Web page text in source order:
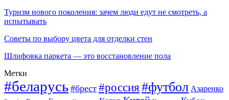
Туризм нового поколения: зачем люди едут не смотреть, а
испытывать
Советы по выбору цвета для отделки стен
Шлифовка паркета — это восстановление пола
Метки
#беларусь #брест #россия#футбол Азаренко